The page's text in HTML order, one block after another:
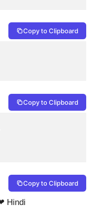
Copy to Clipboard
Copy to Clipboard
Copy to Clipboard